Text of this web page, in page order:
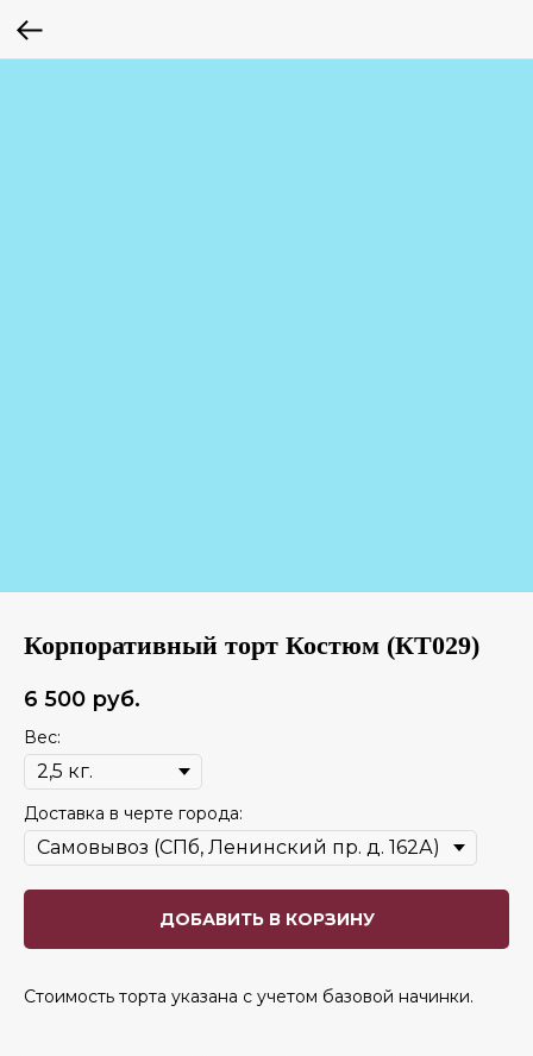
Корпоративный торт Костюм (КТ029)
6 500 руб.
Вес:
Доставка в черте города:
ДОБАВИТЬ В КОРЗИНУ
Стоимость торта указана с учетом базовой начинки.